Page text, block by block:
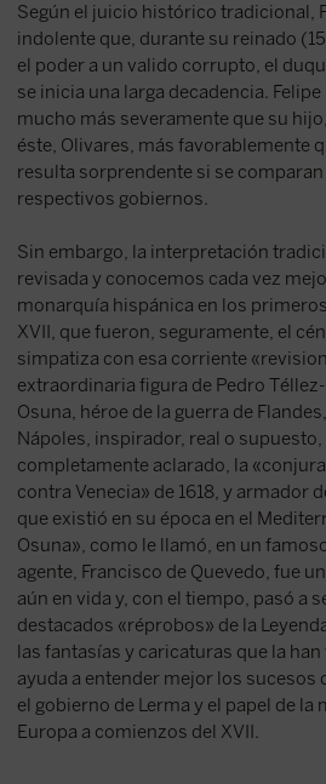
Según el juicio histórico tradicional,
indolente que, durante su reinado
el poder a un valido corrupto, el
se inicia una larga decadencia.
mucho más severamente que su
éste, Olivares, más favorablemente
resulta sorprendente si se
respectivos gobiernos.
Sin embargo, la interpretación
revisada y conocemos cada vez
monarquía hispánica en los
XVII, que fueron, seguramente, el
simpatiza con esa corriente
extraordinaria figura de Pedro
Osuna, héroe de la guerra de
Nápoles, inspirador, real o
completamente aclarado, la
contra Venecia» de 1618, y armador
que existió en su época en el
Osuna», como le llamó, en un
agente, Francisco de Quevedo, fue
aún en vida y, con el tiempo, pasó a
destacados «réprobos» de la
las fantasías y caricaturas que la
ayuda a entender mejor los sucesos
el gobierno de Lerma y el papel de la
Europa a comienzos del XVII.